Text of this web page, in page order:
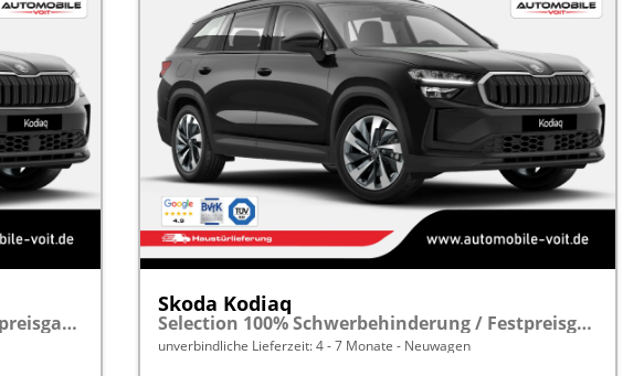
Selection 50% Schwerbehinderung / Festpreisgarantie* Modelljahr 1.5 TSI Mild-Hybrid 150PS DSG "Sonderangebot bei Schwerbehinderung" frei konfigurierbar!
Skoda Kodiaq
Selection 100% Schwerbehinderung / Festpreisgarantie* Modelljahr 2.0 TDI 150PS DSG "Sonderangebot bei Schwerbehinderung" frei konfigurierbar!
unverbindliche Lieferzeit: 4 - 7 Monate Neuwagen